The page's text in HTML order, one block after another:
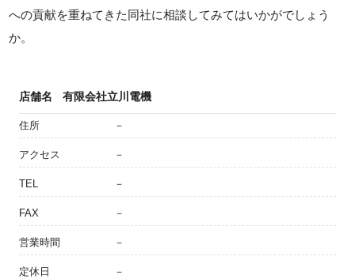
への貢献を重ねてきた同社に相談してみてはいかがでしょう
か。
店舗名 有限会社立川電機
住所 －
アクセス －
TEL －
FAX －
営業時間 －
定休日 －